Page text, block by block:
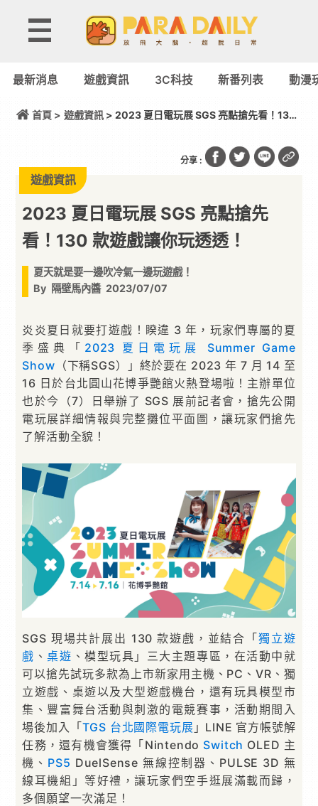
最新消息 遊戲資訊 3C科技 新番列表 動漫
首頁 > 遊戲資訊> 2023 夏日電玩展 SGS 亮點搶先看！130
分享 :
遊戲資訊
2023 夏日電玩展 SGS 亮點搶先
看！130 款遊戲讓你玩透透！
夏天就是要一邊吹冷氣一邊玩遊戲！
By 隔壁馬內醬 2023/07/07
炎炎夏日就要打遊戲！睽違 3 年，玩家們專屬的夏
季盛典「 2023 夏日電玩展 Summer Game
Show （下稱SGS）」終於要在 2023 年 7 月 14 至
16 日於台北圓山花博爭艷館火熱登場啦！主辦單位
也於今（7）日舉辦了 SGS 展前記者會，搶先公開
電玩展詳細情報與完整攤位平面圖，讓玩家們搶先
了解活動全貌！
SGS 現場共計展出 130 款遊戲，並結合「獨立遊
戲 、桌遊 、模型玩具」三大主題專區，在活動中就
可以搶先試玩多款為上市新家用主機、PC、VR、獨
立遊戲、桌遊以及大型遊戲機台，還有玩具模型市
集、豐富舞台活動與刺激的電競賽事，活動期間入
場後加入「TGS 台北國際電玩展 」LINE 官方帳號解
任務，還有機會獲得「Nintendo Switch OLED 主
機、 PS5 DuelSense 無線控制器、PULSE 3D 無
線耳機組」等好禮，讓玩家們空手逛展滿載而歸，
多個願望一次滿足！